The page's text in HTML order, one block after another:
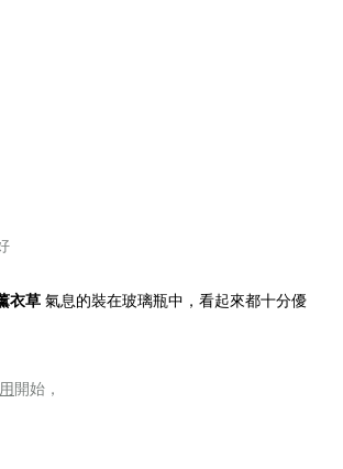
衣草 氣息的裝在玻璃瓶中，看起來都十分優
開始，